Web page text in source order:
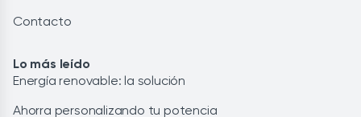
Contacto
Lo más leído
Energía renovable: la solución
Ahorra personalizando tu potencia